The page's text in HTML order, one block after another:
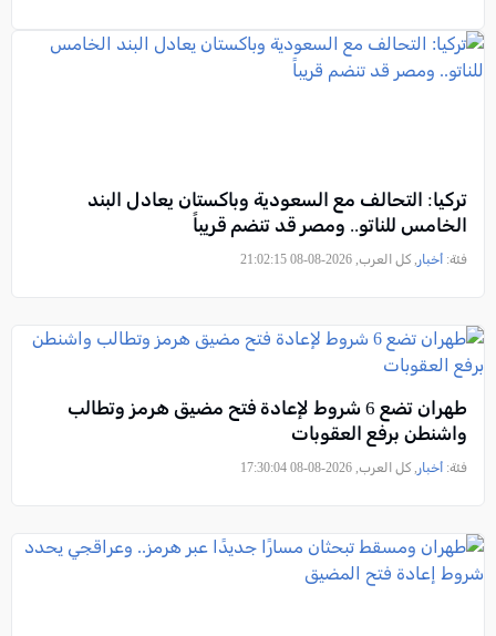
تركيا: التحالف مع السعودية وباكستان يعادل البند
الخامس للناتو.. ومصر قد تنضم قريباً
فئة: أخبار , كل العرب, 2026-08-08 21:02:15
طهران تضع 6 شروط لإعادة فتح مضيق هرمز وتطالب
واشنطن برفع العقوبات
فئة: أخبار , كل العرب, 2026-08-08 17:30:04